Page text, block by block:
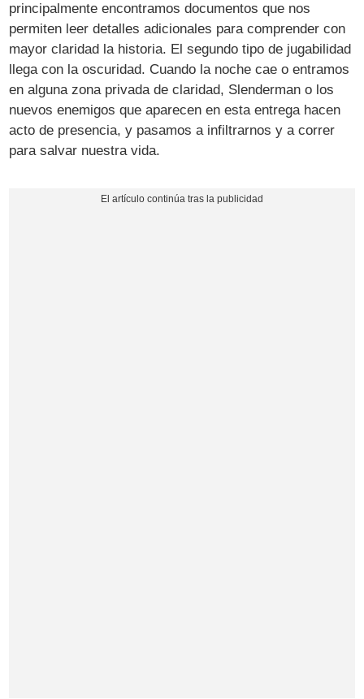
principalmente encontramos documentos que nos
permiten leer detalles adicionales para comprender con
mayor claridad la historia. El segundo tipo de jugabilidad
llega con la oscuridad. Cuando la noche cae o entramos
en alguna zona privada de claridad, Slenderman o los
nuevos enemigos que aparecen en esta entrega hacen
acto de presencia, y pasamos a infiltrarnos y a correr
para salvar nuestra vida.